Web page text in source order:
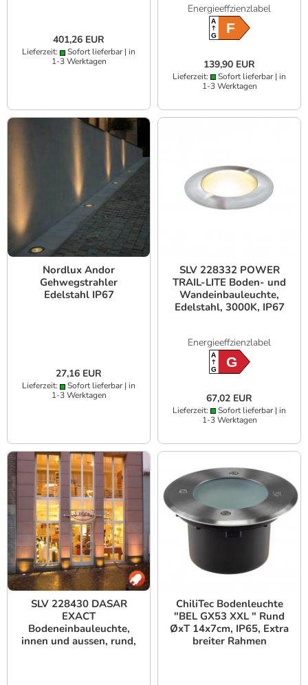
401,26 EUR
Lieferzeit:
Sofort lieferbar | in
1-3 Werktagen
Energieeffzienzlabel
A
GF
139,90 EUR
Lieferzeit:
Sofort lieferbar | in
1-3 Werktagen
Nordlux Andor
Gehwegstrahler
Edelstahl IP67
27,16 EUR
Lieferzeit:
Sofort lieferbar | in
1-3 Werktagen
SLV 228332 POWER
TRAIL-LITE Boden- und
Wandeinbauleuchte,
Edelstahl, 3000K, IP67
Energieeffzienzlabel
A
GG
67,02 EUR
Lieferzeit:
Sofort lieferbar | in
1-3 Werktagen
SLV 228430 DASAR
EXACT
Bodeneinbauleuchte,
innen und aussen, rund,
ChiliTec Bodenleuchte
"BEL GX53 XXL " Rund
ØxT 14x7cm, IP65, Extra
breiter Rahmen